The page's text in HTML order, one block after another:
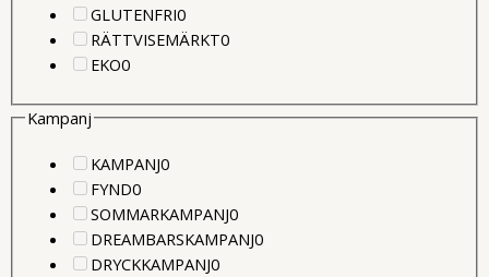
produkter
GLUTENFRI00
produkter
RÄTTVISEMÄRKT00
EKO00
Kampanj
KAMPANJ00
FYND00
produkter
SOMMARKAMPANJ00
produkter
DREAMBARSKAMPANJ00
DRYCKKAMPANJ00